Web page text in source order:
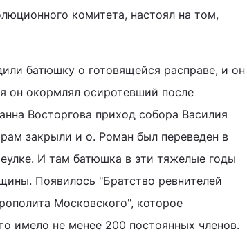
комитета, настоял на том,
батюшку о готовящейся расправе, и он
он окормлял осиротевший после
Восторгова приход собора Василия
закрыли и о. Роман был переведен в
И там батюшка в эти тяжелые годы
Появилось "Братство ревнителей
Московского", которое
имело не менее 200 постоянных членов.